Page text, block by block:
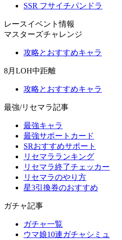
SSR フサイチパンドラ
レースイベント情報
マスターズチャレンジ
攻略とおすすめキャラ
8月LOH中距離
攻略とおすすめキャラ
最強/リセマラ記事
最強キャラ
最強サポートカード
SRおすすめサポート
リセマラランキング
リセマラ終了チェッカー
リセマラのやり方
星3引換券のおすすめ
ガチャ記事
ガチャ一覧
ウマ娘10連ガチャシミュ